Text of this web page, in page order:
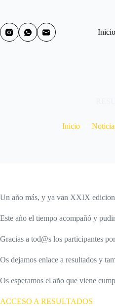
Inicio
Inicio
Un año más, y ya van XXIX
Este año el tiempo acompañó y
Gracias a tod@s los participantes
Os dejamos enlace a resultados y
Os esperamos el año que viene
ACCESO A RESULTADOS